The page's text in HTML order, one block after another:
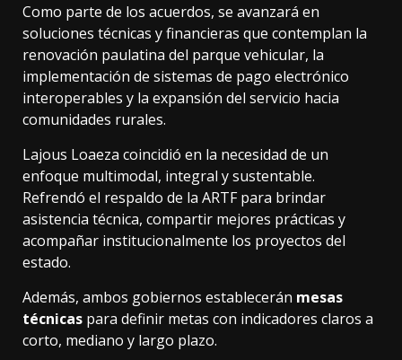
Como parte de los acuerdos, se avanzará en
soluciones técnicas y financieras que contemplan la
renovación paulatina del parque vehicular, la
implementación de sistemas de pago electrónico
interoperables y la expansión del servicio hacia
comunidades rurales.
Lajous Loaeza coincidió en la necesidad de un
enfoque multimodal, integral y sustentable.
Refrendó el respaldo de la ARTF para brindar
asistencia técnica, compartir mejores prácticas y
acompañar institucionalmente los proyectos del
estado.
Además, ambos gobiernos establecerán mesas
técnicas para definir metas con indicadores claros a
corto, mediano y largo plazo.